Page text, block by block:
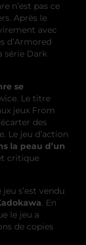
n’est pas ce
Après le
avec
d’Armored
série Dark
se
Le titre
jeux From
des
Le jeu d’action
la peau d’un
critique
s’est vendu
. En
le jeu a
de copies